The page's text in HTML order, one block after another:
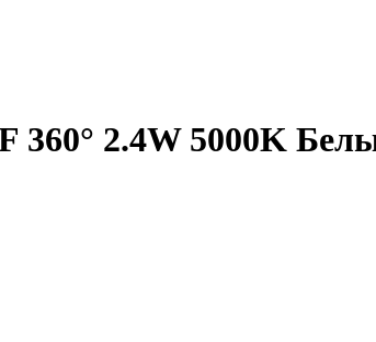
360° 2.4W 5000K